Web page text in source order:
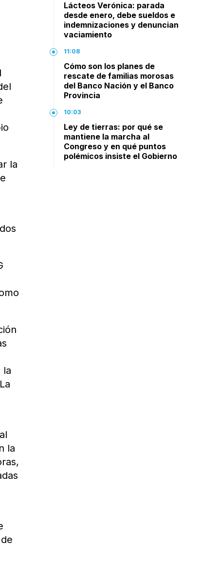
la
la
la
Lácteos Verónica: parada
desde enero, debe sueldos e
indemnizaciones y denuncian
vaciamiento
11:08
Cómo son los planes de
rescate de familias morosas
del Banco Nación y el Banco
Provincia
10:03
Ley de tierras: por qué se
mantiene la marcha al
Congreso y en qué puntos
polémicos insiste el Gobierno